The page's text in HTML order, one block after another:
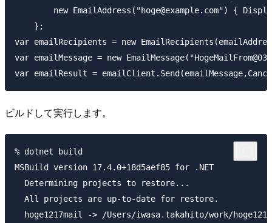
new EmailAddress("hoge@example.com") {
    };
var emailRecipients = new
var emailMessage = new
ビルドして実行します。
% dotnet build
MSBuild version 17.4.0+18d5aef85 for .NET
  Determining projects to restore...
  All projects are up-to-date for restore.
hoge1217mail -> /Users/iwasa.takahito/work/